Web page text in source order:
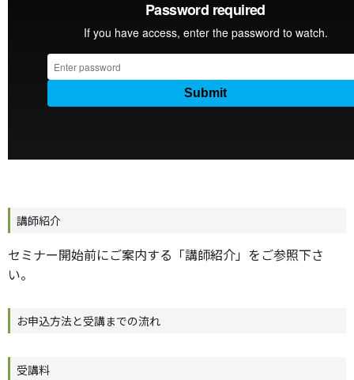
講師紹介
セミナー開始前にご案内する「講師紹介」をご参照下さ
い。
お申込方法と受講までの流れ
受講料